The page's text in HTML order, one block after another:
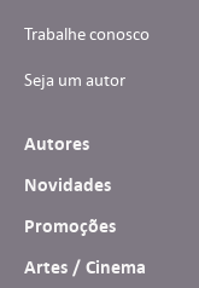
Trabalhe conosco
Seja um autor
Autores
Novidades
Promoções
Artes / Cinema